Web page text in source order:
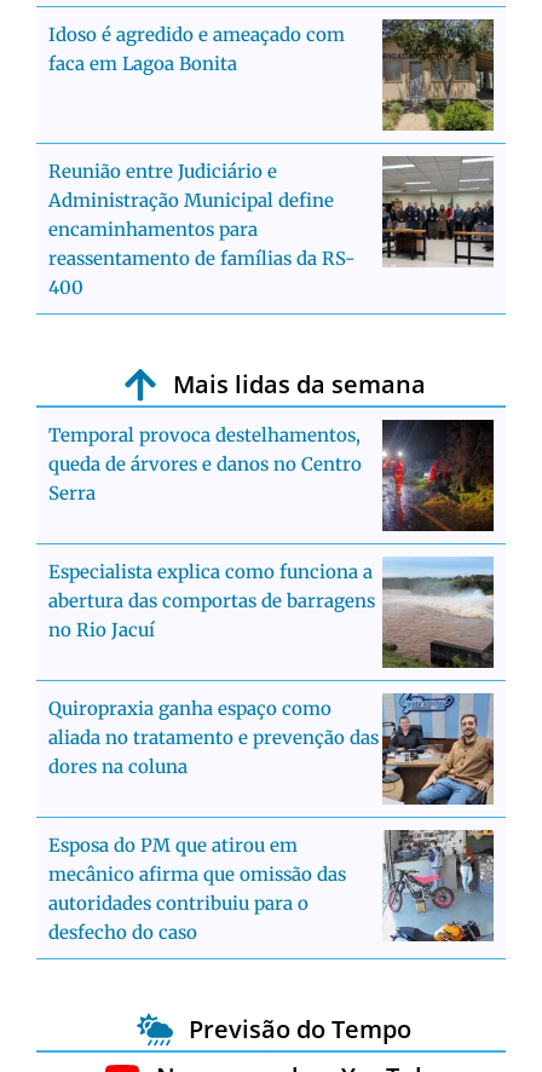
Idoso é agredido e ameaçado com
faca em Lagoa Bonita
Reunião entre Judiciário e
Administração Municipal define
encaminhamentos para
reassentamento de famílias da RS-
400
Mais lidas da semana
Temporal provoca destelhamentos,
queda de árvores e danos no Centro
Serra
Especialista explica como funciona a
abertura das comportas de barragens
no Rio Jacuí
Quiropraxia ganha espaço como
aliada no tratamento e prevenção das
dores na coluna
Esposa do PM que atirou em
mecânico afirma que omissão das
autoridades contribuiu para o
desfecho do caso
Previsão do Tempo